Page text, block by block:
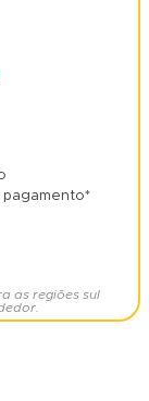
as regiões sul